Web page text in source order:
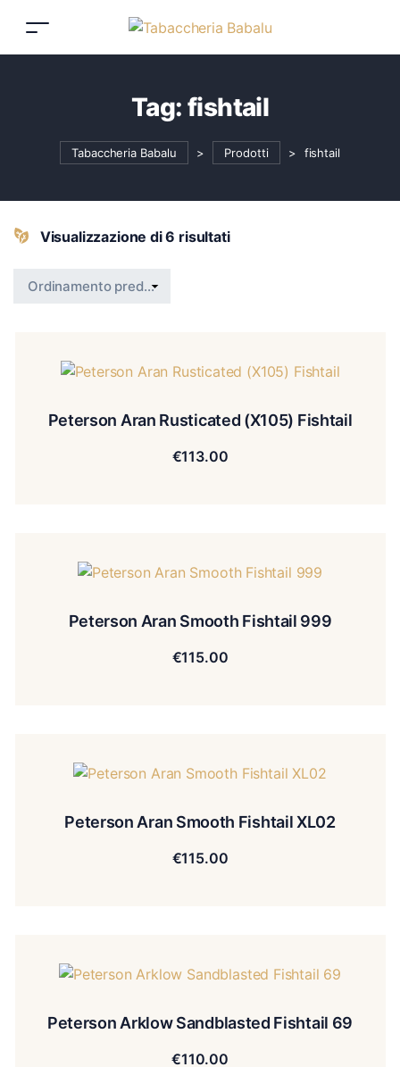
Tag: fishtail
Tabaccheria Babalu > Prodotti > fishtail
Visualizzazione di 6 risultati
Peterson Aran Rusticated (X105) Fishtail
€113.00
Peterson Aran Smooth Fishtail 999
€115.00
Peterson Aran Smooth Fishtail XL02
€115.00
Peterson Arklow Sandblasted Fishtail 69
€110.00